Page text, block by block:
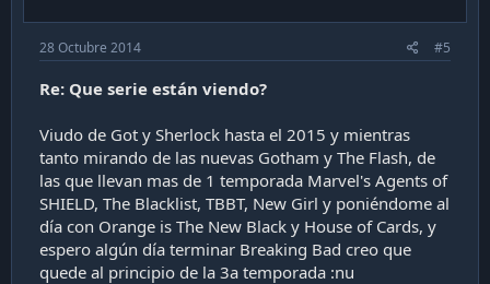
28 Octubre 2014 #5
Re: Que serie están viendo?
Viudo de Got y Sherlock hasta el 2015 y mientras
tanto mirando de las nuevas Gotham y The Flash, de
las que llevan mas de 1 temporada Marvel's Agents of
SHIELD, The Blacklist, TBBT, New Girl y poniéndome al
día con Orange is The New Black y House of Cards, y
espero algún día terminar Breaking Bad creo que
quede al principio de la 3a temporada :nu